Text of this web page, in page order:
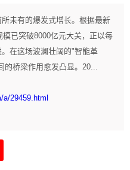
未有的爆发式增长。根据最新
已突破8000亿元大关，正以每
在这场波澜壮阔的"智能革
桥梁作用愈发凸显。20...
a/29459.html